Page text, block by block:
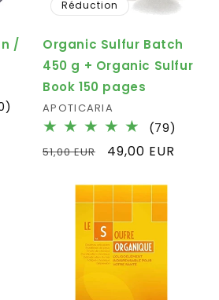
/
critiques
Réduction
Organic Sulfur Batch
450 g + Organic Sulfur
Book 150 pages
Fournisseur :
APOTICARIA
(79)
Prix
51,00 EUR
Prix
49,00 EUR